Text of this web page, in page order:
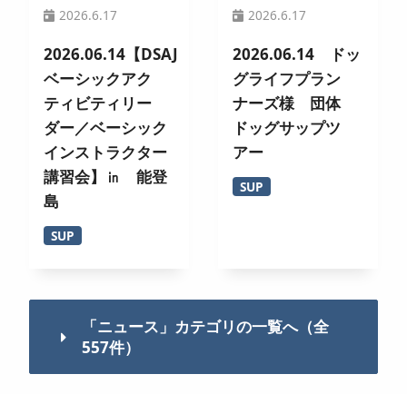
2026.6.17
2026.06.14【DSAJ
ベーシックアク
ティビティリー
ダー／ベーシック
インストラクター
講習会】㏌ 能登
島
SUP
2026.6.17
2026.06.14 ドッ
グライフプラン
ナーズ様 団体
ドッグサップツ
アー
SUP
「ニュース」カテゴリの一覧へ（全
557件）